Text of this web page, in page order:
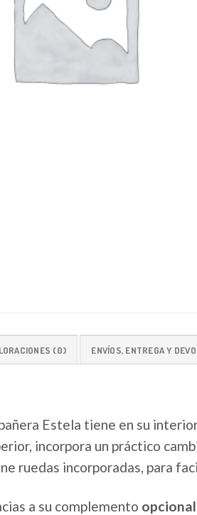
(0) ENVÍOS, ENTREGA Y
Estela tiene en su
incorpora un práctico
ruedas incorporadas, para
a su complemento